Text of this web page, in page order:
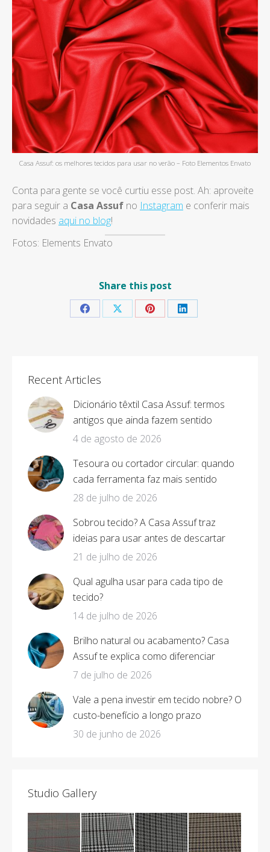
Casa Assuf: os melhores tecidos para usar no verão – Foto Elementos Envato
Conta para gente se você curtiu esse post. Ah: aproveite
para seguir a Casa Assuf no Instagram e conferir mais
novidades aqui no blog!
Fotos: Elements Envato
Share this post
Share Share Share Share
Recent Articles
Dicionário têxtil Casa Assuf: termos
antigos que ainda fazem sentido
4 de agosto de 2026
Tesoura ou cortador circular: quando
cada ferramenta faz mais sentido
28 de julho de 2026
Sobrou tecido? A Casa Assuf traz
ideias para usar antes de descartar
21 de julho de 2026
Qual agulha usar para cada tipo de
tecido?
14 de julho de 2026
Brilho natural ou acabamento? Casa
Assuf te explica como diferenciar
7 de julho de 2026
Vale a pena investir em tecido nobre? O
custo-benefício a longo prazo
30 de junho de 2026
Studio Gallery